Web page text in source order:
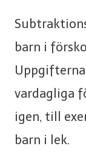
barn i
vardagliga
igen, till
barn i lek.